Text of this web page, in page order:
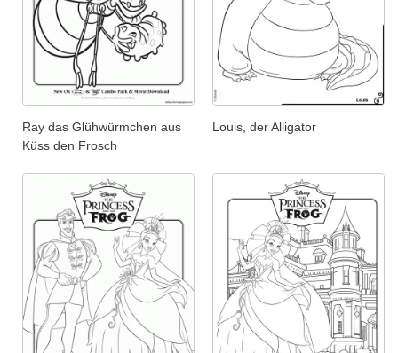
Ray das Glühwürmchen aus
Küss den Frosch
Louis, der Alligator